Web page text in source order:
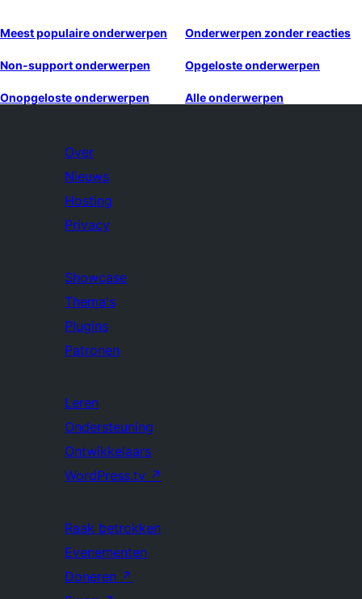
Meest populaire onderwerpen Onderwerpen zonder reacties
Non-support onderwerpen Opgeloste onderwerpen
Onopgeloste onderwerpen Alle onderwerpen
Over
Nieuws
Hosting
Privacy
Showcase
Thema's
Plugins
Patronen
Leren
Ondersteuning
Ontwikkelaars
WordPress.tv ↗
Raak betrokken
Evenementen
Doneren ↗